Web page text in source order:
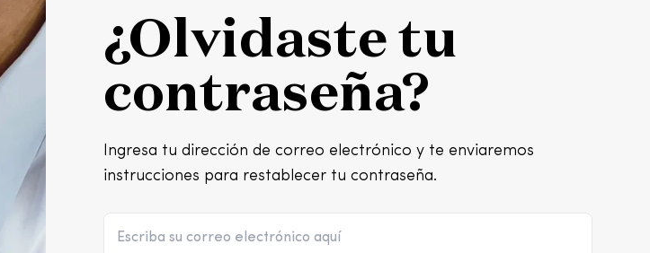
¿Olvidaste tu
contraseña?
Ingresa tu dirección de correo electrónico y te enviaremos
instrucciones para restablecer tu contraseña.